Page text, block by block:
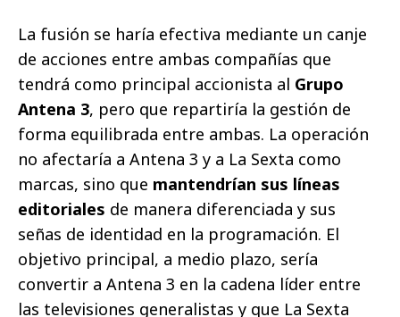
La fusión se haría efectiva mediante un canje
de acciones entre ambas compañías que
tendrá como principal accionista al Grupo
Antena 3, pero que repartiría la gestión de
forma equilibrada entre ambas. La operación
no afectaría a Antena 3 y a La Sexta como
marcas, sino que mantendrían sus líneas
editoriales de manera diferenciada y sus
señas de identidad en la programación. El
objetivo principal, a medio plazo, sería
convertir a Antena 3 en la cadena líder entre
las televisiones generalistas y que La Sexta